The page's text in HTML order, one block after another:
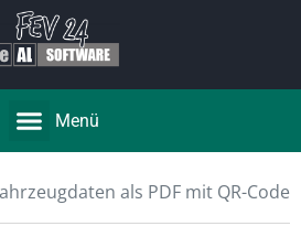
Menü
als PDF mit QR-Code